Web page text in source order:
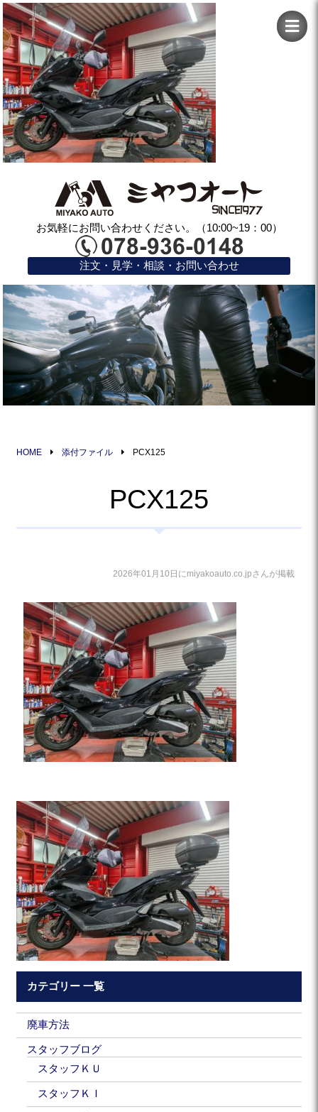
お気軽にお問い合わせください。（10:00~19：00）
注文・見学・相談・お問い合わせ
HOME 添付ファイル PCX125
PCX125
2026年01月10日にmiyakoauto.co.jpさんが掲載
カテゴリー 一覧
廃車方法
スタッフブログ
スタッフＫＵ
スタッフＫＩ